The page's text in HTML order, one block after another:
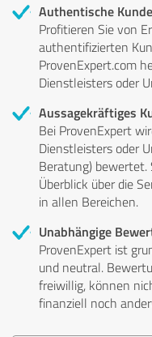
Authentische
Profitieren Sie von
authentifizierten
ProvenExpert.com
Dienstleisters oder
Aussagekräftiges
Bei ProvenExpert
Dienstleisters oder
Beratung)
Überblick über die
in allen Bereichen.
Unabhängige
ProvenExpert ist
und neutral.
freiwillig, können
finanziell noch